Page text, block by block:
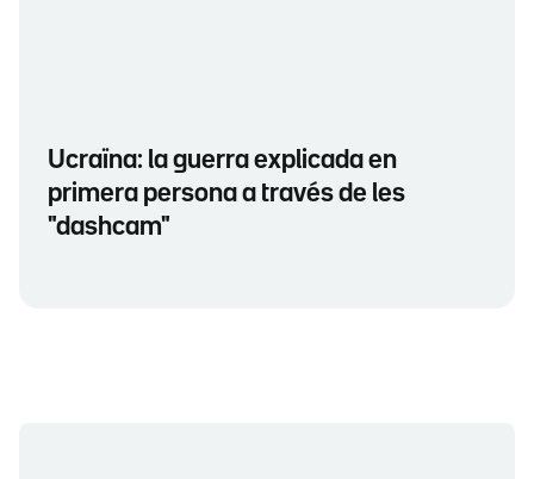
Ucraïna: la guerra explicada en
primera persona a través de les
"dashcam"